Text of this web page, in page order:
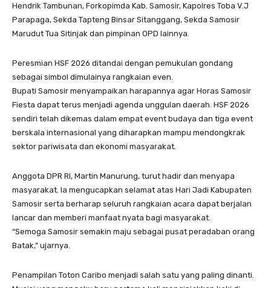
Hendrik Tambunan, Forkopimda Kab. Samosir, Kapolres Toba V.J
Parapaga, Sekda Tapteng Binsar Sitanggang, Sekda Samosir
Marudut Tua Sitinjak dan pimpinan OPD lainnya.
Peresmian HSF 2026 ditandai dengan pemukulan gondang
sebagai simbol dimulainya rangkaian even.
Bupati Samosir menyampaikan harapannya agar Horas Samosir
Fiesta dapat terus menjadi agenda unggulan daerah. HSF 2026
sendiri telah dikemas dalam empat event budaya dan tiga event
berskala internasional yang diharapkan mampu mendongkrak
sektor pariwisata dan ekonomi masyarakat.
Anggota DPR RI, Martin Manurung, turut hadir dan menyapa
masyarakat. Ia mengucapkan selamat atas Hari Jadi Kabupaten
Samosir serta berharap seluruh rangkaian acara dapat berjalan
lancar dan memberi manfaat nyata bagi masyarakat.
“Semoga Samosir semakin maju sebagai pusat peradaban orang
Batak,” ujarnya.
Penampilan Toton Caribo menjadi salah satu yang paling dinanti.